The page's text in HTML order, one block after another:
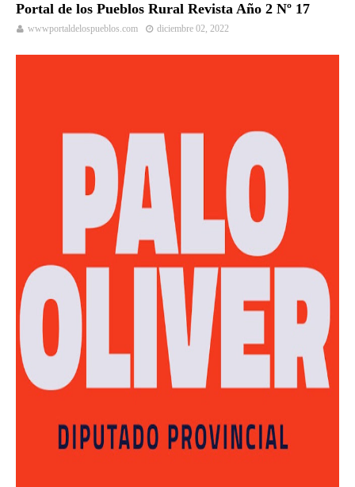
Portal de los Pueblos Rural Revista Año 2 Nº 17
wwwportaldelospueblos.com diciembre 02, 2022